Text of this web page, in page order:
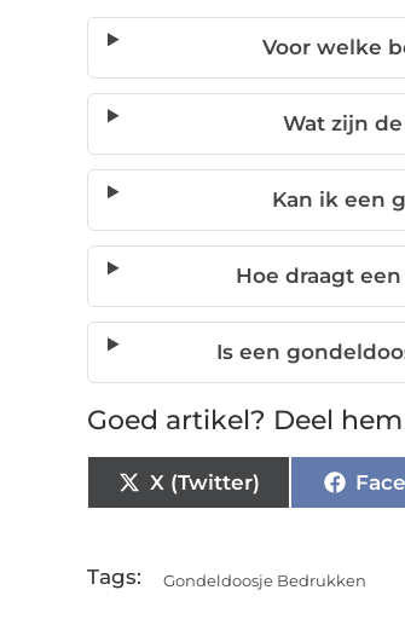
Voor welke
Wat zijn
Kan ik een
Hoe draagt
Is een
Goed artikel? Deel
X (Twitter)
Tags: Gondeldoosje Bedrukken